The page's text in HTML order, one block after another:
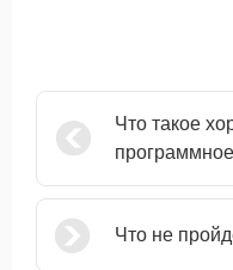
Что такое
коррекции
Что не